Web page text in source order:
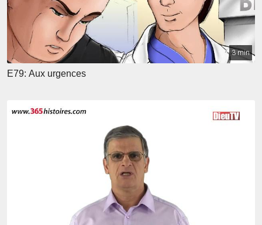
3 min
E79: Aux urgences